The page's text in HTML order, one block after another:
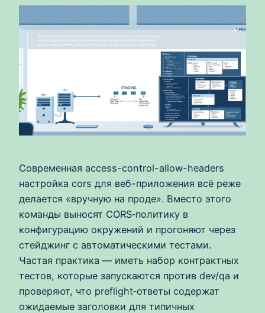
Современная access-control-allow-headers
настройка cors для веб-приложения всё реже
делается «вручную на проде». Вместо этого
команды выносят CORS‑политику в
конфигурацию окружений и прогоняют через
стейджинг с автоматическими тестами.
Частая практика — иметь набор контрактных
тестов, которые запускаются против dev/qa и
проверяют, что preflight‑ответы содержат
ожидаемые заголовки для типичных